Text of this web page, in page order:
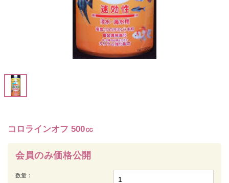
コロラインオフ 500㏄
会員のみ価格公開
数量：